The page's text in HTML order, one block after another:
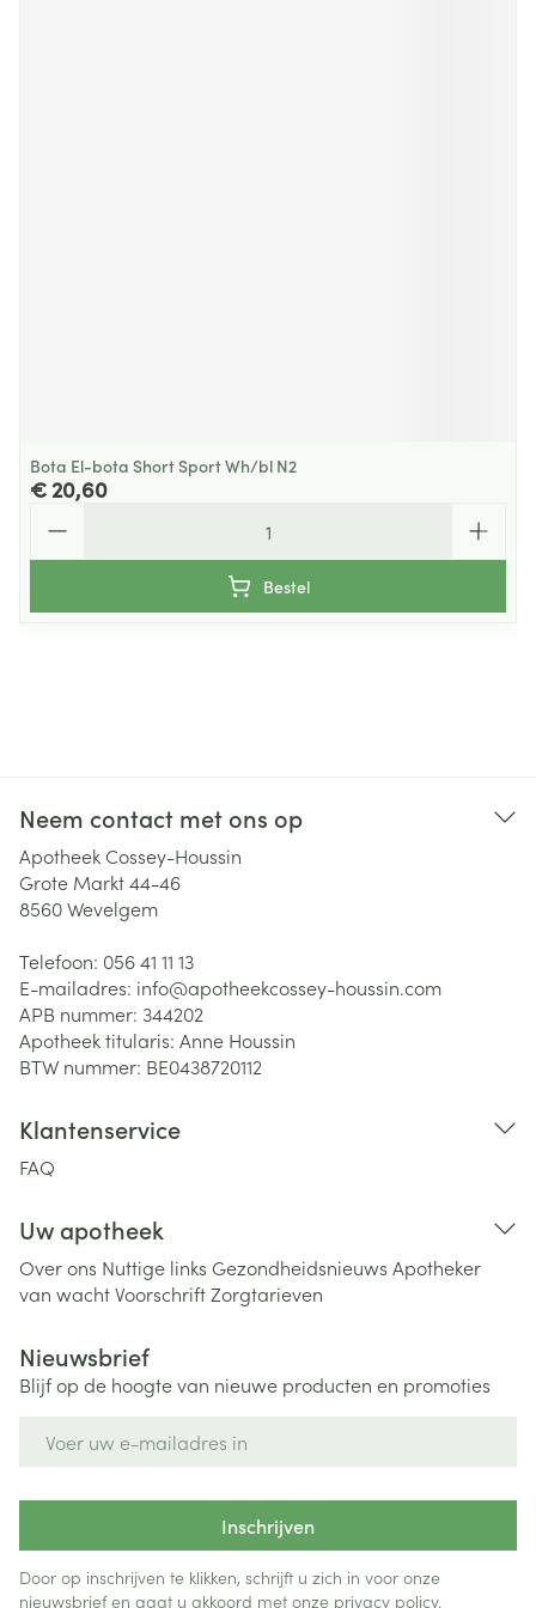
Bota El-bota Short Sport Wh/bl N2
€ 20,60
Bestel
Neem contact met ons op
Apotheek Cossey-Houssin
Grote Markt 44-46
8560Wevelgem
Telefoon: 056 41 11 13
E-mailadres: info@apotheekcossey-houssin.com
APB nummer: 344202
Apotheek titularis: Anne Houssin
BTW nummer: BE0438720112
Klantenservice
FAQ
Uw apotheek
Over ons Nuttige links Gezondheidsnieuws Apotheker
van wachtVoorschriftZorgtarieven
Nieuwsbrief
Blijf op de hoogte van nieuwe producten en promoties
Inschrijven
Door op inschrijven te klikken, schrijft u zich in voor onze
nieuwsbrief en gaat u akkoord met onze privacy policy.